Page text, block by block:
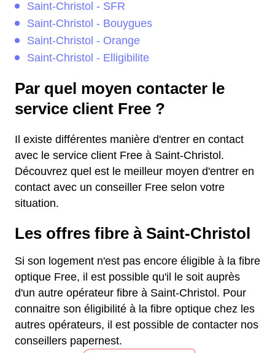
Saint-Christol - SFR
Saint-Christol - Bouygues
Saint-Christol - Orange
Saint-Christol - Elligibilite
Par quel moyen contacter le
service client Free ?
Il existe différentes manière d'entrer en contact
avec le service client Free à Saint-Christol.
Découvrez quel est le meilleur moyen d'entrer en
contact avec un conseiller Free selon votre
situation.
Les offres fibre à Saint-Christol
Si son logement n'est pas encore éligible à la fibre
optique Free, il est possible qu'il le soit auprès
d'un autre opérateur fibre à Saint-Christol. Pour
connaitre son éligibilité à la fibre optique chez les
autres opérateurs, il est possible de contacter nos
conseillers papernest.